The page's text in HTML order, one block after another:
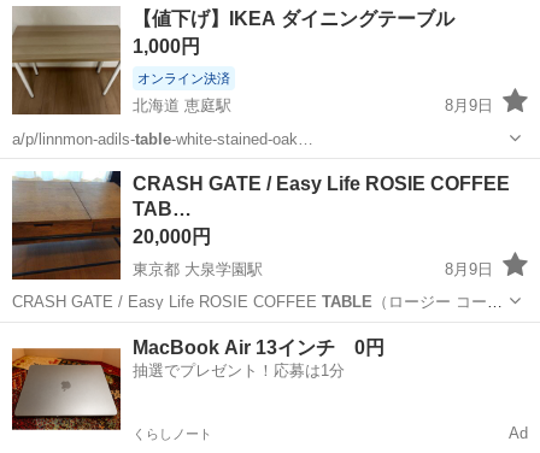
【値下げ】IKEA ダイニングテーブル
1,000円
オンライン決済
北海道 恵庭駅
8月9日
a/p/linnmon-adils-table-white-stained-oak…
北海道 千歳市
CRASH GATE / Easy Life ROSIE COFFEE
TAB…
20,000円
東京都 大泉学園駅
8月9日
CRASH GATE / Easy Life ROSIE COFFEE TABLE （ロージー コーヒ
ーテーブル） サイズ：幅100 × 奥行60 × 高さ45cm FLYMEeにて約2年
前に購入しました。 使用に伴う多少の使...
テーブル
MacBook Air 13インチ 0円
抽選でプレゼント！応募は1分
くらしノート Ad